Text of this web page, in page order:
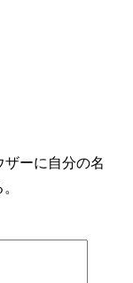
ーに自分の名